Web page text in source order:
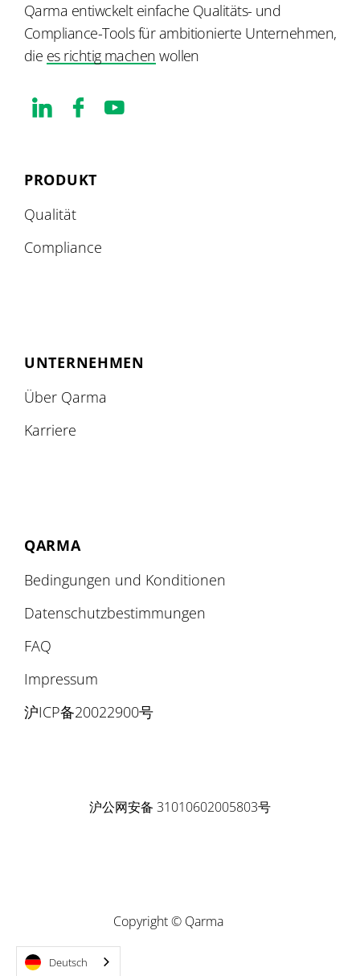
Qarma entiwckelt einfache Qualitäts- und
Compliance-Tools für ambitionierte Unternehmen,
die es richtig machen wollen
PRODUKT
Qualität
Compliance
UNTERNEHMEN
Über Qarma
Karriere
QARMA
Bedingungen und Konditionen
Datenschutzbestimmungen
FAQ
Impressum
沪ICP备20022900号
沪公网安备 31010602005803号
Copyright © Qarma
Deutsch